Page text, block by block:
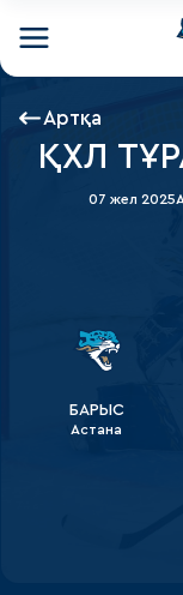
Артқа
ҚХЛ
07 жел 2025
БАРЫС
Астана